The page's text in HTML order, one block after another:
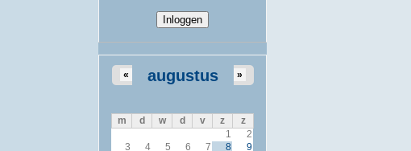
augustus
« »
m d w d v z
z
1
2
3
4 5 6 7 8
9